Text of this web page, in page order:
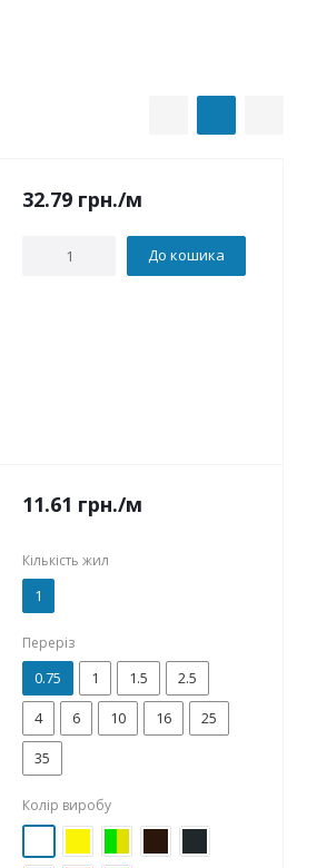
32.79 грн./м
До кошика
11.61 грн./м
Кількість жил
1
Переріз
0.75 1 1.5
2.5
4
6 10 16
25
35
Колір виробу